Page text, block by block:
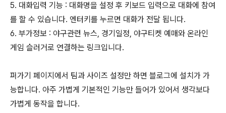
5. 대화입력 기능 : 대화명을 설정 후 키보드 입력으로 대화에 참여
를 할 수 있습니다. 엔터키를 누르면 대화가 전달 됩니다.
6. 부가정보 : 야구관련 뉴스, 경기일정, 야구티켓 예매와 온라인
게임 슬러거로 연결하는 링크입니다.
퍼가기 페이지에서 팀과 사이즈 설정만 하면 블로그에 설치가 가
능합니다. 아주 가볍게 기본적인 기능만 들어가 있어서 생각보다
가볍게 동작을 합니다.